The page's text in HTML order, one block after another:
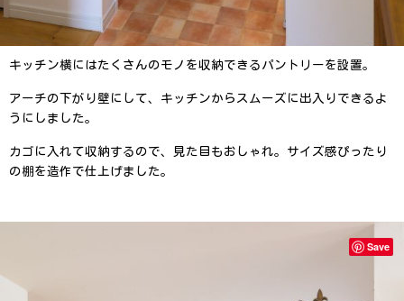
キッチン横にはたくさんのモノを収納できるパントリーを設置。
アーチの下がり壁にして、キッチンからスムーズに出入りできるよ
うにしました。
カゴに入れて収納するので、見た目もおしゃれ。サイズ感ぴったり
の棚を造作で仕上げました。
Save